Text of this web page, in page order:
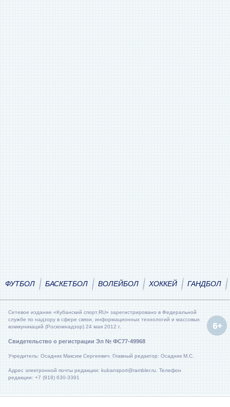
ФУТБОЛ БАСКЕТБОЛ ВОЛЕЙБОЛ ХОККЕЙ ГАНДБОЛ
Сетевое издание «Кубанский спорт.RU» зарегистрировано в Федеральной
службе по надзору в сфере связи, информационных технологий и массовых
коммуникаций (Роскомнадзор) 24 мая 2012 г.
Свидетельство о регистрации Эл № ФС77-49968
Учредитель: Осадник Максим Сергеевич. Главный редактор: Осадник М.С.
Адрес электронной почты редакции: kubansport@rambler.ru. Телефон
редакции: +7 (918) 630-3391